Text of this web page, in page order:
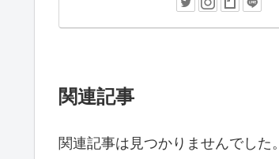
関連記事
関連記事は見つかりませんでした。